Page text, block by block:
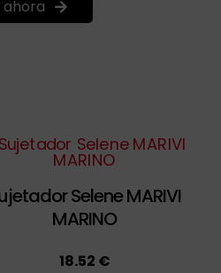
ahora
Selene MARIVI
MARINO
18.52 €